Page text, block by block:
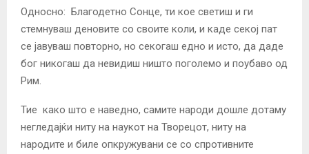
Односно: Благодетно Сонце, ти кое светиш и ги
стемнуваш деновите со своите коли, и каде секој пат
се јавуваш повторно, но секогаш едно и исто, да даде
бог никогаш да невидиш ништо поголемо и поубаво од
Рим.
Тие како што е наведно, самите народи дошле дотаму
негледајќи ниту на наукот на Творецот, ниту на
народите и биле опкружувани се со спротивните